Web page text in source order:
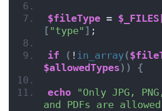
$fileType =
[ "type" ] ;
if ( ! in_array(
$allowedTypes )) {
echo "Only JPG,
and PDFs are